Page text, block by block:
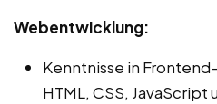
Webentwicklung:
Kenntnisse in
HTML, CSS,